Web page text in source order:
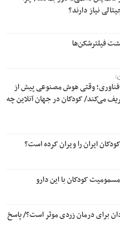
نیاز دارند؟
فیلترشکن‌ها
فناوری؛ وقتی هوش مصنوعی پیش از
می‌کند/ کودکان در جهان آنلاین چه
ایران را ویران کرده است؟
کودکان با این دارو
برای درمان زردی موثر است؟/ پاسخ